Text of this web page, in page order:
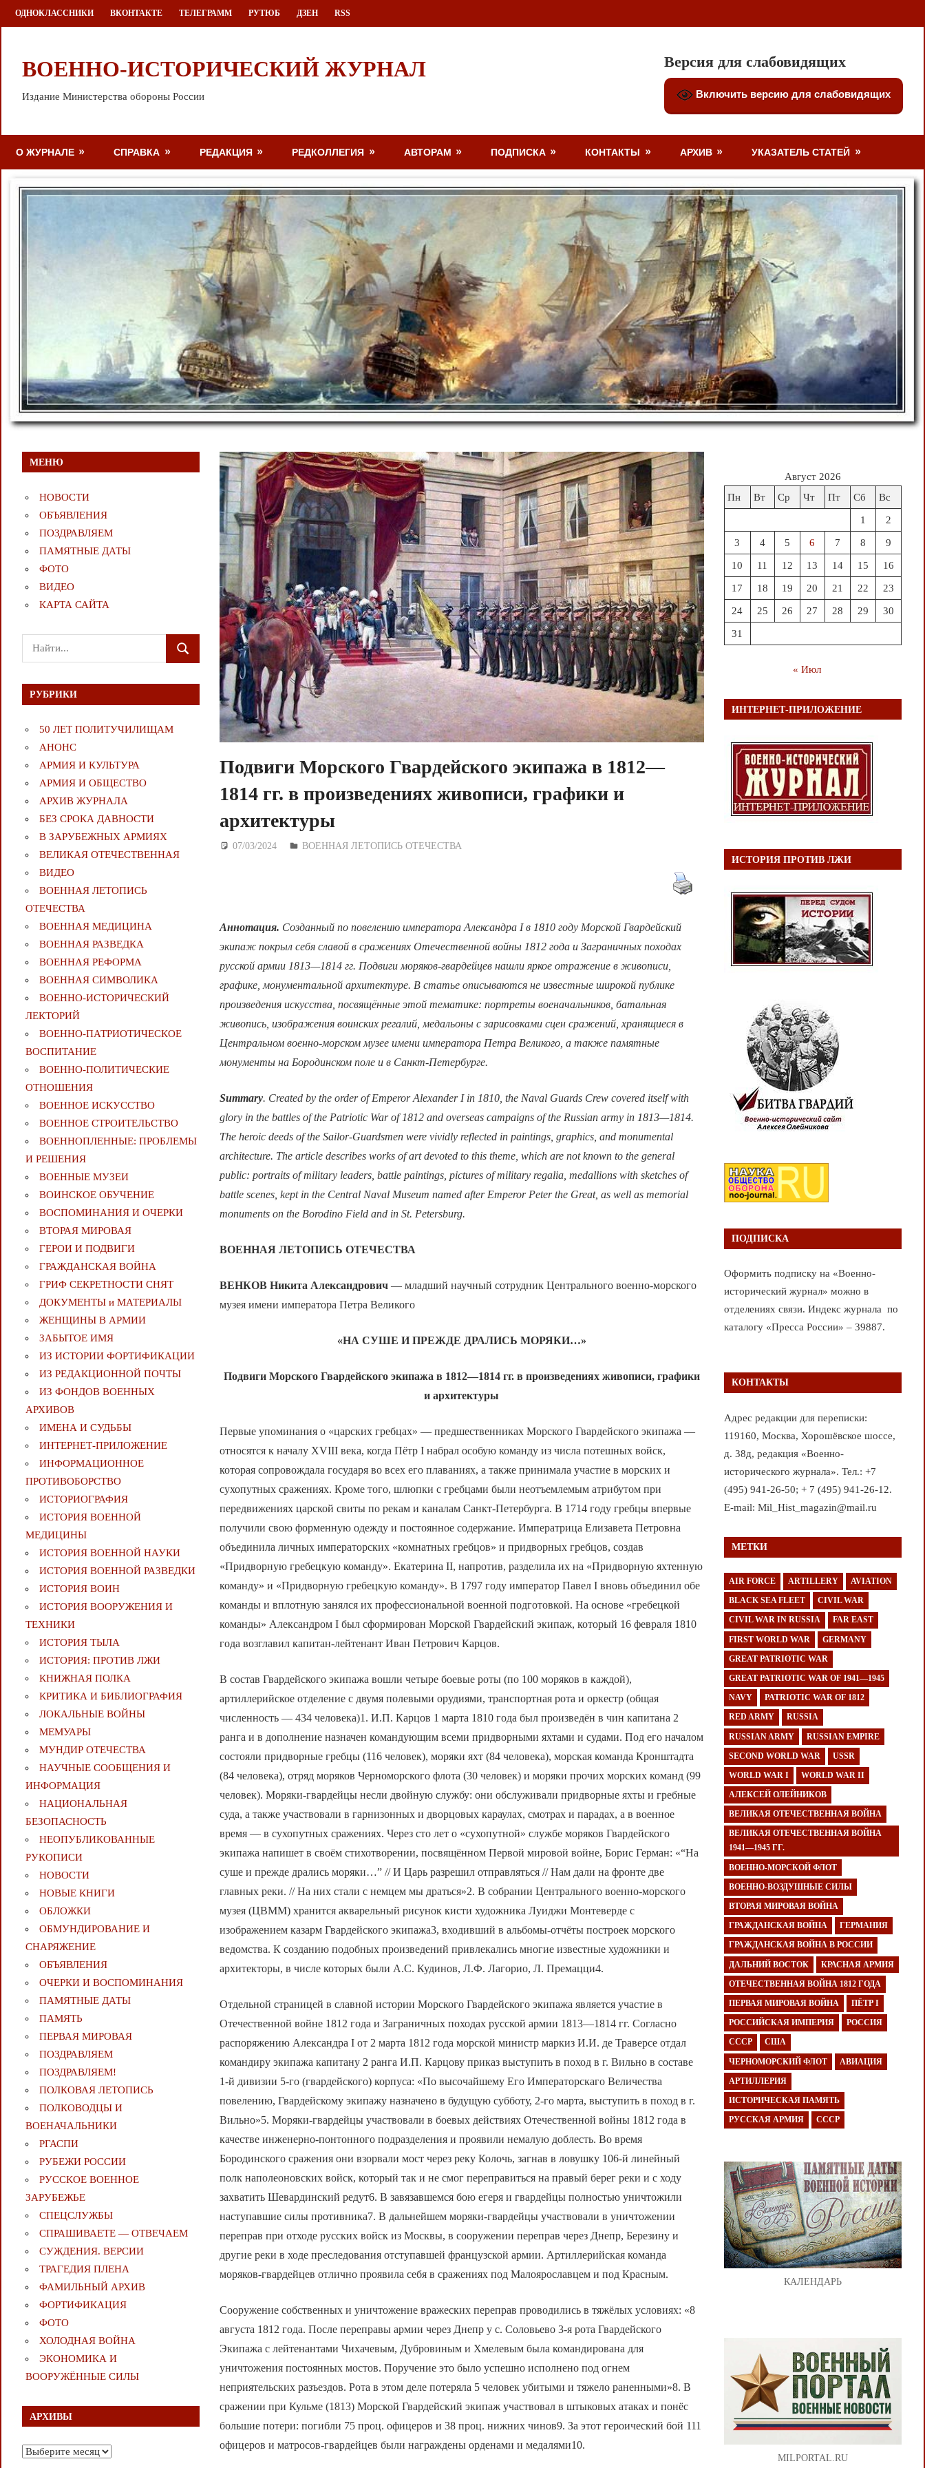
Перейти
к
ОДНОКЛАССНИКИ ВКОНТАКТЕ ТЕЛЕГРАММ РУТЮБ ДЗЕН RSS
ВОЕННО-ИСТОРИЧЕСКИЙ ЖУРНАЛ
Издание Министерства обороны России
Версия для слабовидящих
Включить версию для слабовидящих
О ЖУРНАЛЕ СПРАВКА РЕДАКЦИЯ РЕДКОЛЛЕГИЯ АВТОРАМ ПОДПИСКА КОНТАКТЫ АРХИВ УКАЗАТЕЛЬ СТАТЕЙ
Подвиги Морского Гвардейского экипажа в 1812—
1814 гг. в произведениях живописи, графики и
архитектуры
07/03/2024 Дежурный по Редакции
ВОЕННАЯ ЛЕТОПИСЬ ОТЕЧЕСТВА
Аннотация. Созданный по повелению императора Александра I в 1810 году Морской Гвардейский
экипаж покрыл себя славой в сражениях Отечественной войны 1812 года и Заграничных походах
русской армии 1813—1814 гг. Подвиги моряков-гвардейцев нашли яркое отражение в живописи,
графике, монументальной архитектуре. В статье описываются не известные широкой публике
произведения искусства, посвящённые этой тематике: портреты военачальников, батальная
живопись, изображения воинских регалий, медальоны с зарисовками сцен сражений, хранящиеся в
Центральном военно-морском музее имени императора Петра Великого, а также памятные
монументы на Бородинском поле и в Санкт-Петербурге.
Summary. Created by the order of Emperor Alexander I in 1810, the Naval Guards Crew covered itself with
glory in the battles of the Patriotic War of 1812 and overseas campaigns of the Russian army in 1813—1814.
The heroic deeds of the Sailor-Guardsmen were vividly reflected in paintings, graphics, and monumental
architecture. The article describes works of art devoted to this theme, which are not known to the general
public: portraits of military leaders, battle paintings, pictures of military regalia, medallions with sketches of
battle scenes, kept in the Central Naval Museum named after Emperor Peter the Great, as well as memorial
monuments on the Borodino Field and in St. Petersburg.
ВОЕННАЯ ЛЕТОПИСЬ ОТЕЧЕСТВА
ВЕНКОВ Никита Александрович — младший научный сотрудник Центрального военно-морского
музея имени императора Петра Великого
«НА СУШЕ И ПРЕЖДЕ ДРАЛИСЬ МОРЯКИ…»
Подвиги Морского Гвардейского экипажа в 1812—1814 гг. в произведениях живописи, графики
и архитектуры
Первые упоминания о «царских гребцах» — предшественниках Морского Гвардейского экипажа —
относятся к началу XVIII века, когда Пётр I набрал особую команду из числа потешных войск,
которая сопровождала государя во всех его плаваниях, а также принимала участие в морских и
сухопутных сражениях. Кроме того, шлюпки с гребцами были неотъемлемым атрибутом при
передвижениях царской свиты по рекам и каналам Санкт-Петербурга. В 1714 году гребцы впервые
получили свою форменную одежду и постоянное содержание. Императрица Елизавета Петровна
объединила личных императорских «комнатных гребцов» и придворных гребцов, создав
«Придворную гребецкую команду». Екатерина II, напротив, разделила их на «Придворную яхтенную
команду» и «Придворную гребецкую команду». В 1797 году император Павел I вновь объединил обе
команды и вплотную занялся их профессиональной военной подготовкой. На основе «гребецкой
команды» Александром I был сформирован Морской Гвардейский экипаж, который 16 февраля 1810
года возглавил капитан-лейтенант Иван Петрович Карцов.
В состав Гвардейского экипажа вошли четыре боевые роты (по 100 моряков в каждой),
артиллерийское отделение с двумя полевыми орудиями, транспортная рота и оркестр (общая
численность — 434 человека)1. И.П. Карцов 1 марта 1810 года был произведён в чин капитана 2
ранга и в дополнение назначен командующим всеми придворными яхтами и судами. Под его началом
состояли придворные гребцы (116 человек), моряки яхт (84 человека), морская команда Кронштадта
(84 человека), отряд моряков Черноморского флота (30 человек) и моряки прочих морских команд (99
человек). Моряки-гвардейцы несли двойную службу: они обслуживали придворные яхты и гребные
суда, а также участвовали в гарнизонных и дворцовых караулах, смотрах и парадах, а в военное
время — в сухопутных сражениях. Через сто лет о «сухопутной» службе моряков Гвардейского
экипажа напишет в своём стихотворении, посвящённом Первой мировой войне, Борис Герман: «“На
суше и прежде дрались моряки…” // И Царь разрешил отправляться // Нам дали на фронте две
главных реки. // На них стали с немцем мы драться»2. В собрании Центрального военно-морского
музея (ЦВММ) хранится акварельный рисунок кисти художника Луиджи Монтеверде с
изображением казарм Гвардейского экипажа3, входивший в альбомы-отчёты построек морского
ведомства. К созданию подобных произведений привлекались многие известные художники и
архитекторы, в числе которых были А.С. Кудинов, Л.Ф. Лагорио, Л. Премацци4.
Отдельной страницей в славной истории Морского Гвардейского экипажа является участие в
Отечественной войне 1812 года и Заграничных походах русской армии 1813—1814 гг. Согласно
распоряжению Александра I от 2 марта 1812 года морской министр маркиз И.И. де Траверсе отдал
командиру экипажа капитану 2 ранга И.П. Карцову приказ выступить в поход в г. Вильно в составе
1-й дивизии 5-го (гвардейского) корпуса: «По высочайшему Его Императорскаго Величества
повелению, Гвардейскому экипажу назначено в будущую субботу, 2-го марта, выступить в поход в г.
Вильно»5. Моряки-гвардейцы участвовали в боевых действиях Отечественной войны 1812 года в
качестве инженерно-понтонного подразделения и проявили немалую доблесть. Во время
Бородинского сражения они взорвали мост через реку Колочь, загнав в ловушку 106-й линейный
полк наполеоновских войск, который так и не смог переправиться на правый берег реки и с ходу
захватить Шевардинский редут6. В завязавшемся бою егеря и гвардейцы полностью уничтожили
наступавшие силы противника7. В дальнейшем моряки-гвардейцы участвовали в уничтожении
переправ при отходе русских войск из Москвы, в сооружении переправ через Днепр, Березину и
другие реки в ходе преследования отступавшей французской армии. Артиллерийская команда
моряков-гвардейцев отлично проявила себя в сражениях под Малоярославцем и под Красным.
Сооружение собственных и уничтожение вражеских переправ проводились в тяжёлых условиях: «8
августа 1812 года. После переправы армии через Днепр у с. Соловьево 3-я рота Гвардейского
Экипажа с лейтенантами Чихачевым, Дубровиным и Хмелевым была командирована для
уничтожения постоянных мостов. Поручение это было успешно исполнено под огнем
неприятельских разъездов. Рота в этом деле потеряла 5 человек убитыми и тяжело раненными»8. В
сражении при Кульме (1813) Морской Гвардейский экипаж участвовал в штыковых атаках и понёс
большие потери: погибли 75 проц. офицеров и 38 проц. нижних чинов9. За этот героический бой 111
офицеров и матросов-гвардейцев были награждены орденами и медалями10.
МЕНЮ
НОВОСТИ
ОБЪЯВЛЕНИЯ
ПОЗДРАВЛЯЕМ
ПАМЯТНЫЕ ДАТЫ
ФОТО
ВИДЕО
КАРТА САЙТА
Поиск
для:
ПОИСК
РУБРИКИ
50 ЛЕТ ПОЛИТУЧИЛИЩАМ
АНОНС
АРМИЯ И КУЛЬТУРА
АРМИЯ И ОБЩЕСТВО
АРХИВ ЖУРНАЛА
БЕЗ СРОКА ДАВНОСТИ
В ЗАРУБЕЖНЫХ АРМИЯХ
ВЕЛИКАЯ ОТЕЧЕСТВЕННАЯ
ВИДЕО
ВОЕННАЯ ЛЕТОПИСЬ
ОТЕЧЕСТВА
ВОЕННАЯ МЕДИЦИНА
ВОЕННАЯ РАЗВЕДКА
ВОЕННАЯ РЕФОРМА
ВОЕННАЯ СИМВОЛИКА
ВОЕННО-ИСТОРИЧЕСКИЙ
ЛЕКТОРИЙ
ВОЕННО-ПАТРИОТИЧЕСКОЕ
ВОСПИТАНИЕ
ВОЕННО-ПОЛИТИЧЕСКИE
ОТНОШЕНИЯ
ВОЕННОЕ ИСКУССТВО
ВОЕННОЕ СТРОИТЕЛЬСТВО
ВОЕННОПЛЕННЫЕ: ПРОБЛЕМЫ
И РЕШЕНИЯ
ВОЕННЫЕ МУЗЕИ
ВОИНСКОЕ ОБУЧЕНИЕ
ВОСПОМИНАНИЯ И ОЧЕРКИ
ВТОРАЯ МИРОВАЯ
ГЕРОИ И ПОДВИГИ
ГРАЖДАНСКАЯ ВОЙНА
ГРИФ СЕКРЕТНОСТИ СНЯТ
ДОКУМЕНТЫ и МАТЕРИАЛЫ
ЖЕНЩИНЫ В АРМИИ
ЗАБЫТОЕ ИМЯ
ИЗ ИСТОРИИ ФОРТИФИКАЦИИ
ИЗ РЕДАКЦИОННОЙ ПОЧТЫ
ИЗ ФОНДОВ ВОЕННЫХ
АРХИВОВ
ИМЕНА И СУДЬБЫ
ИНТЕРНЕТ-ПРИЛОЖЕНИЕ
ИНФОРМАЦИОННОЕ
ПРОТИВОБОРСТВО
ИСТОРИОГРАФИЯ
ИСТОРИЯ ВОЕННОЙ
МЕДИЦИНЫ
ИСТОРИЯ ВОЕННОЙ НАУКИ
ИСТОРИЯ ВОЕННОЙ РАЗВЕДКИ
ИСТОРИЯ ВОИН
ИСТОРИЯ ВООРУЖЕНИЯ И
ТЕХНИКИ
ИСТОРИЯ ТЫЛА
ИСТОРИЯ: ПРОТИВ ЛЖИ
КНИЖНАЯ ПОЛКА
КРИТИКА И БИБЛИОГРАФИЯ
ЛОКАЛЬНЫЕ ВОЙНЫ
МЕМУАРЫ
МУНДИР ОТЕЧЕСТВА
НАУЧНЫЕ СООБЩЕНИЯ И
ИНФОРМАЦИЯ
НАЦИОНАЛЬНАЯ
БЕЗОПАСНОСТЬ
НЕОПУБЛИКОВАННЫЕ
РУКОПИСИ
НОВОСТИ
НОВЫЕ КНИГИ
ОБЛОЖКИ
ОБМУНДИРОВАНИЕ И
СНАРЯЖЕНИЕ
ОБЪЯВЛЕНИЯ
ОЧЕРКИ И ВОСПОМИНАНИЯ
ПАМЯТНЫЕ ДАТЫ
ПАМЯТЬ
ПЕРВАЯ МИРОВАЯ
ПОЗДРАВЛЯЕМ
ПОЗДРАВЛЯЕМ!
ПОЛКОВАЯ ЛЕТОПИСЬ
ПОЛКОВОДЦЫ И
ВОЕНАЧАЛЬНИКИ
РГАСПИ
РУБЕЖИ РОССИИ
РУССКОЕ ВОЕННОЕ
ЗАРУБЕЖЬЕ
СПЕЦСЛУЖБЫ
СПРАШИВАЕТЕ — ОТВЕЧАЕМ
СУЖДЕНИЯ. ВЕРСИИ
ТРАГЕДИЯ ПЛЕНА
ФАМИЛЬНЫЙ АРХИВ
ФОРТИФИКАЦИЯ
ФОТО
ХОЛОДНАЯ ВОЙНА
ЭКОНОМИКА И
ВООРУЖЁННЫЕ СИЛЫ
АРХИВЫ
Архивы
Август 2026
Пн
Вт Ср Чт Пт Сб Вс
1 2
3 4 5 6 7 8 9
10 11 12 13 14 15 16
17 18 19 20 21 22 23
24 25 26 27 28 29 30
31
« Июл
ИНТЕРНЕТ-ПРИЛОЖЕНИЕ
ИСТОРИЯ ПРОТИВ ЛЖИ
ПОДПИСКА
Оформить подписку на «Военно-
исторический журнал» можно в
отделениях связи. Индекс журнала по
каталогу «Пресса России» – 39887.
КОНТАКТЫ
Адрес редакции для переписки:
119160, Москва, Хорошёвское шоссе,
д. 38д, редакция «Военно-
исторического журнала». Тел.: +7
(495) 941-26-50; + 7 (495) 941-26-12.
E-mail: Mil_Hist_magazin@mail.ru
МЕТКИ
AIR FORCE ARTILLERY AVIATION
BLACK SEA FLEET CIVIL WAR
CIVIL WAR IN RUSSIA FAR EAST
FIRST WORLD WAR GERMANY
GREAT PATRIOTIC WAR
GREAT PATRIOTIC WAR OF 1941—1945
NAVY PATRIOTIC WAR OF 1812
RED ARMY RUSSIA
RUSSIAN ARMY RUSSIAN EMPIRE
SECOND WORLD WAR USSR
WORLD WAR I WORLD WAR II
АЛЕКСЕЙ ОЛЕЙНИКОВ
ВЕЛИКАЯ ОТЕЧЕСТВЕННАЯ ВОЙНА
ВЕЛИКАЯ ОТЕЧЕСТВЕННАЯ ВОЙНА
1941—1945 ГГ.
ВОЕННО-МОРСКОЙ ФЛОТ
ВОЕННО-ВОЗДУШНЫЕ СИЛЫ
ВТОРАЯ МИРОВАЯ ВОЙНА
ГРАЖДАНСКАЯ ВОЙНА ГЕРМАНИЯ
ГРАЖДАНСКАЯ ВОЙНА В РОССИИ
ДАЛЬНИЙ ВОСТОК КРАСНАЯ АРМИЯ
ОТЕЧЕСТВЕННАЯ ВОЙНА 1812 ГОДА
ПЕРВАЯ МИРОВАЯ ВОЙНА ПЁТР I
РОССИЙСКАЯ ИМПЕРИЯ РОССИЯ
СССР США
ЧЕРНОМОРСКИЙ ФЛОТ АВИАЦИЯ
АРТИЛЛЕРИЯ
ИСТОРИЧЕСКАЯ ПАМЯТЬ
РУССКАЯ АРМИЯ СССР
КАЛЕНДАРЬ
MILPORTAL.RU